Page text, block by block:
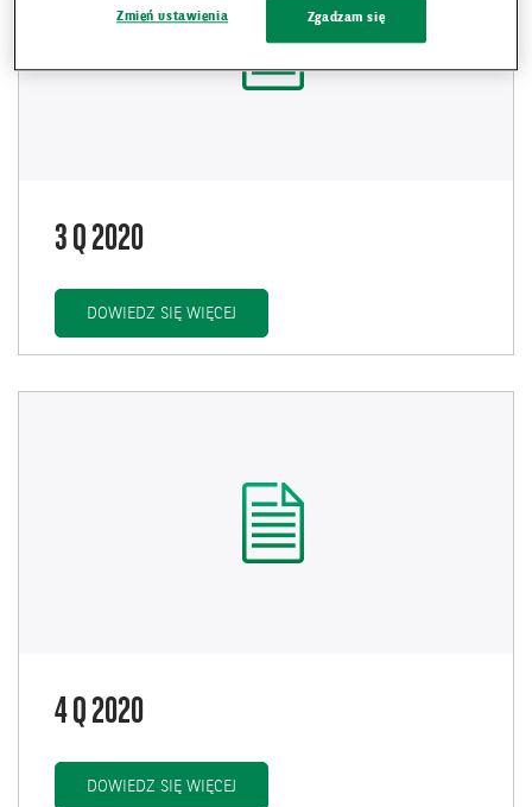
3 Q 2020
DOWIEDZ SIĘ WIĘCEJ
4 Q 2020
DOWIEDZ SIĘ WIĘCEJ
Zmień ustawienia Zgadzam się